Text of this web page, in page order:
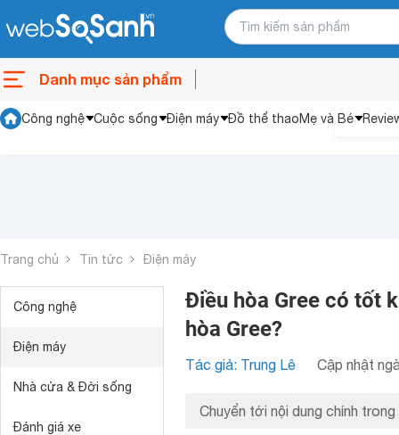
Danh mục sản phẩm
Công nghệ Cuộc sống Điện máy Đồ thể thaoMẹ và Bé
Trang chủ Tin tức Điện máy
Công nghệ
Điện máy
Nhà cửa & Đời sống
Đánh giá xe
Điều hòa Gree có tốt
hòa Gree?
Tác giả: Trung Lê Cập nhật
Chuyển tới nội dung chính trong